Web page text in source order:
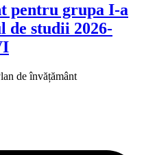
pentru grupa I-a
de studii 2026-
de învățământ